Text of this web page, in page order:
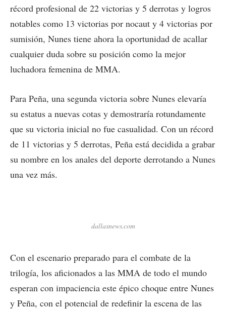
récord profesional de 22 victorias y 5 derrotas y logros
notables como 13 victorias por nocaut y 4 victorias por
sumisión, Nunes tiene ahora la oportunidad de acallar
cualquier duda sobre su posición como la mejor
luchadora femenina de MMA.
Para Peña, una segunda victoria sobre Nunes elevaría
su estatus a nuevas cotas y demostraría rotundamente
que su victoria inicial no fue casualidad. Con un récord
de 11 victorias y 5 derrotas, Peña está decidida a grabar
su nombre en los anales del deporte derrotando a Nunes
una vez más.
dallasnews.com
Con el escenario preparado para el combate de la
trilogía, los aficionados a las MMA de todo el mundo
esperan con impaciencia este épico choque entre Nunes
y Peña, con el potencial de redefinir la escena de las